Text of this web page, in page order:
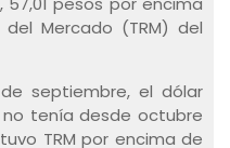
Mercado (TRM) del
septiembre, el dólar
tenía desde octubre
TRM por encima de